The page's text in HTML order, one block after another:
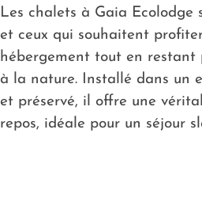
Chalets
Mobil home
Emplacements
Tarifs
Guide de la
Dordogne autour
Les chalets à Gaia Ecolodge
et ceux qui souhaitent
hébergement tout en restant
à la nature. Installé dans un
et préservé, il offre une
repos, idéale pour un séjour